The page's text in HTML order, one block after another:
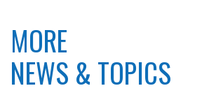
MORE
NEWS & TOPICS